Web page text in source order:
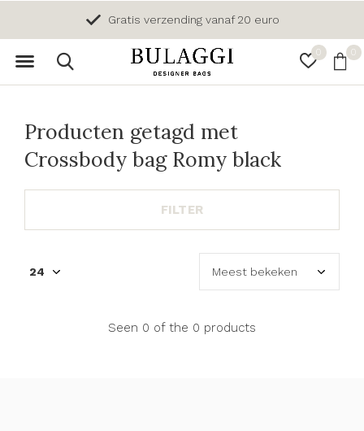
0 0
Gratis verzending vanaf 20 euro
Producten getagd met
Crossbody bag Romy black
FILTER
Seen 0 of the 0 products